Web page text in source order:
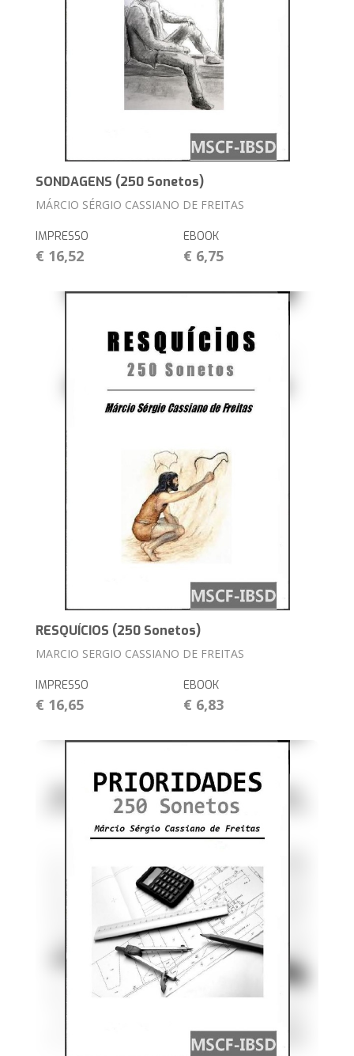
SONDAGENS (250 Sonetos)
MÁRCIO SÉRGIO CASSIANO DE FREITAS
IMPRESSO
€ 16,52
EBOOK
€ 6,75
RESQUÍCIOS (250 Sonetos)
MARCIO SERGIO CASSIANO DE FREITAS
IMPRESSO
€ 16,65
EBOOK
€ 6,83